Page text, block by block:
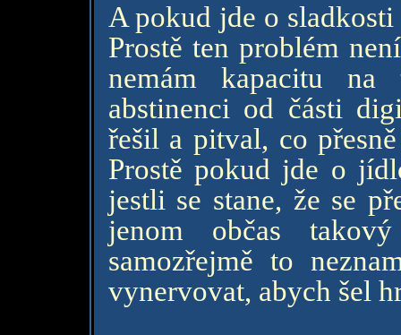
A pokud jde o
Prostě ten problém
nemám kapacitu
abstinenci od části
řešil a pitval, co
Prostě pokud jde o
jestli se stane, že se
jenom občas
samozřejmě to
vynervovat, abych šel